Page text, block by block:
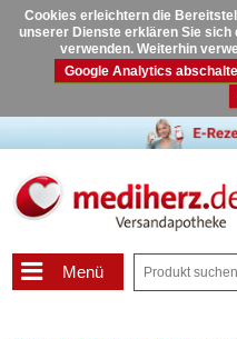
Cookies erleichtern die
unserer Dienste erklären Sie
verwenden. Weiterhin
Google Analytics
Menü